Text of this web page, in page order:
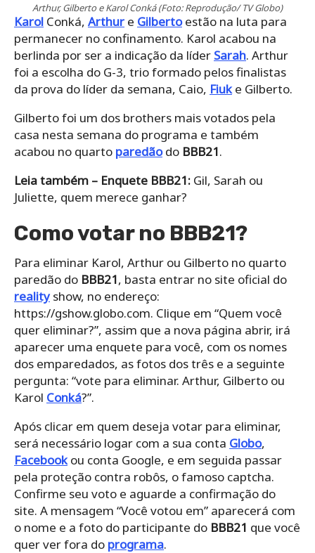
Arthur, Gilberto e Karol Conká (Foto: Reprodução/ TV Globo)
Karol Conká, Arthur e Gilbertoestão na luta para
permanecer no confinamento. Karol acabou na
berlinda por ser a indicação da líder Sarah. Arthur
foi a escolha do G-3, trio formado pelos finalistas
da prova do líder da semana, Caio, Fiuke Gilberto.
Gilberto foi um dos brothers mais votados pela
casa nesta semana do programa e também
acabou no quarto paredãodo BBB21.
Leia também – Enquete BBB21: Gil, Sarah ou
Juliette, quem merece ganhar?
Como votar no BBB21?
Para eliminar Karol, Arthur ou Gilberto no quarto
paredão do BBB21, basta entrar no site oficial do
realityshow, no endereço:
https://gshow.globo.com. Clique em “Quem você
quer eliminar?”, assim que a nova página abrir, irá
aparecer uma enquete para você, com os nomes
dos emparedados, as fotos dos três e a seguinte
pergunta: “vote para eliminar. Arthur, Gilberto ou
Karol Conká?”.
Após clicar em quem deseja votar para eliminar,
será necessário logar com a sua conta Globo,
Facebookou conta Google, e em seguida passar
pela proteção contra robôs, o famoso captcha.
Confirme seu voto e aguarde a confirmação do
site. A mensagem “Você votou em” aparecerá com
o nome e a foto do participante do BBB21 que você
quer ver fora do programa.